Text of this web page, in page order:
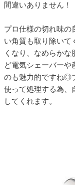
間違いありません！
プロ仕様の切れ味の
い角質も取り除いて
くなり、なめらか
ど電気シェーバーや
のも魅力的ですね◎
使って処理する為、
してくれます。